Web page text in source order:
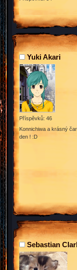
Yuki Akari
Příspěvků: 46
Konnichiwa a krásný
den ! :D
Sebastian